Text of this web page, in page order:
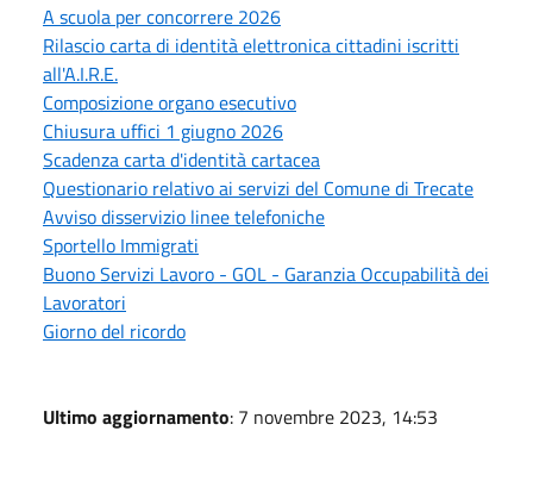
A scuola per concorrere 2026
Rilascio carta di identità elettronica cittadini iscritti
all'A.I.R.E.
Composizione organo esecutivo
Chiusura uffici 1 giugno 2026
Scadenza carta d'identità cartacea
Questionario relativo ai servizi del Comune di Trecate
Avviso disservizio linee telefoniche
Sportello Immigrati
Buono Servizi Lavoro - GOL - Garanzia Occupabilità dei
Lavoratori
Giorno del ricordo
Ultimo aggiornamento: 7 novembre 2023, 14:53